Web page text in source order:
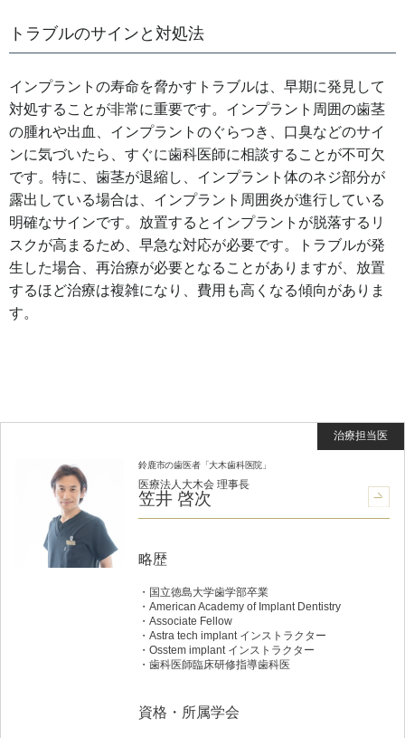
トラブルのサインと対処法
インプラントの寿命を脅かすトラブルは、早期に発見して
対処することが非常に重要です。インプラント周囲の歯茎
の腫れや出血、インプラントのぐらつき、口臭などのサイ
ンに気づいたら、すぐに歯科医師に相談することが不可欠
です。特に、歯茎が退縮し、インプラント体のネジ部分が
露出している場合は、インプラント周囲炎が進行している
明確なサインです。放置するとインプラントが脱落するリ
スクが高まるため、早急な対応が必要です。トラブルが発
生した場合、再治療が必要となることがありますが、放置
するほど治療は複雑になり、費用も高くなる傾向がありま
す。
鈴鹿市の歯医者「大木歯科医院」
医療法人大木会 理事長
笠井 啓次
略歴
国立徳島大学歯学部卒業
American Academy of Implant Dentistry
Associate Fellow
Astra tech implant インストラクター
Osstem implant インストラクター
歯科医師臨床研修指導歯科医
資格・所属学会